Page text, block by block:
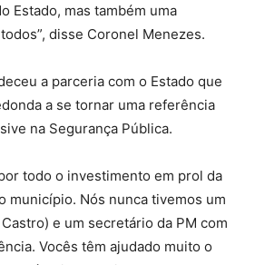
Estado, mas também uma
disse Coronel Menezes.
a parceria com o Estado que
a se tornar uma referência
na Segurança Pública.
todo o investimento em prol da
município. Nós nunca tivemos um
e um secretário da PM com
Vocês têm ajudado muito o